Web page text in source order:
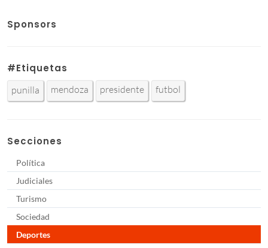
Sponsors
#Etiquetas
punilla mendoza presidente futbol
Secciones
Política
Judiciales
Turismo
Sociedad
Deportes